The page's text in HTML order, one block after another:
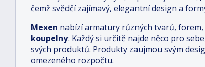
čemž svědčí zajímavý, elegantní design a
Mexen nabízí armatury různých tvarů,
koupelny. Každý si určitě najde něco pro
svých produktů. Produkty zaujmou svým
omezeného rozpočtu.